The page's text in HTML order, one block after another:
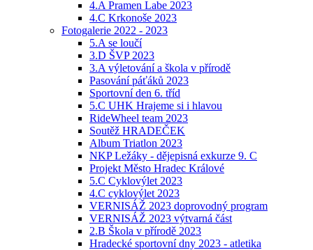
4.A Pramen Labe 2023
4.C Krkonoše 2023
Fotogalerie 2022 - 2023
5.A se loučí
3.D ŠVP 2023
3.A výletování a škola v přírodě
Pasování páťáků 2023
Sportovní den 6. tříd
5.C UHK Hrajeme si i hlavou
RideWheel team 2023
Soutěž HRADEČEK
Album Triatlon 2023
NKP Ležáky - dějepisná exkurze 9. C
Projekt Město Hradec Králové
5.C Cyklovýlet 2023
4.C cyklovýlet 2023
VERNISÁŽ 2023 doprovodný program
VERNISÁŽ 2023 výtvarná část
2.B Škola v přírodě 2023
Hradecké sportovní dny 2023 - atletika